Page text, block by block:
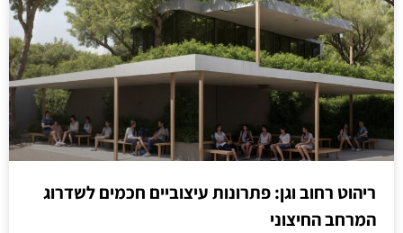
ריהוט רחוב וגן: פתרונות עיצוביים חכמים לשדרוג
המרחב החיצוני